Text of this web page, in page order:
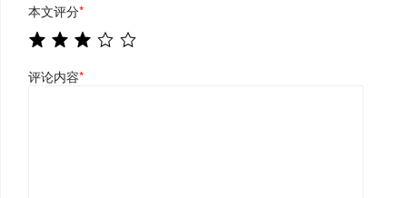
本文评分*
评论内容*